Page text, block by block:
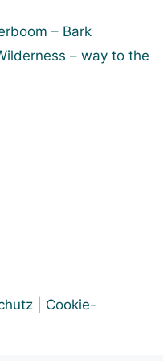
– Bark
– way to the
Cookie-